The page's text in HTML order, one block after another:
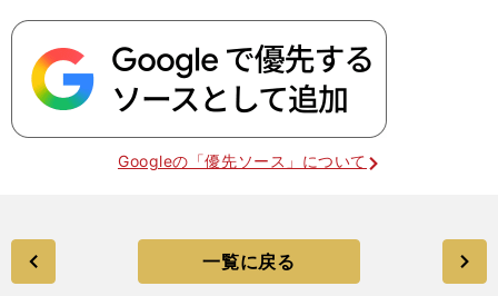
Googleの「優先ソース」について
一覧に戻る